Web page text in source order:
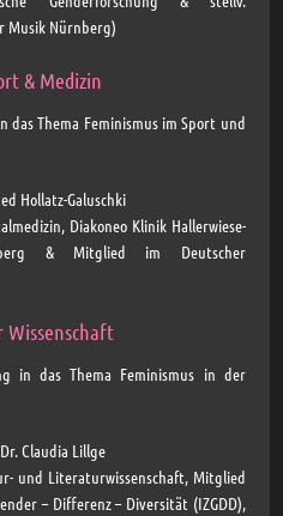
Musik Nürnberg)
& Medizin
das Thema Feminismus im Sport und
Hollatz-Galuschki
Diakoneo Klinik Hallerwiese-
& Mitglied im Deutscher
Wissenschaft
in das Thema Feminismus in der
Claudia Lillge
und Literaturwissenschaft, Mitglied
– Differenz – Diversität (IZGDD),